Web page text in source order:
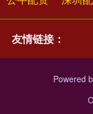
友情链接：
Powered